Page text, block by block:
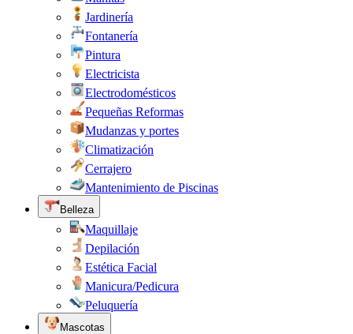
Jardinería
Fontanería
Pintura
Electricista
Electrodomésticos
Pequeñas Reformas
Mudanzas y portes
Climatización
Cerrajero
Mantenimiento de Piscinas
Belleza
Maquillaje
Depilación
Estética Facial
Manicura/Pedicura
Peluquería
Mascotas